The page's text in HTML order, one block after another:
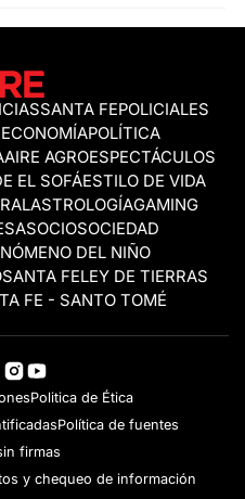
SANTA FEPOLICIALES
ECONOMÍAPOLÍTICA
AIRE AGROESPECTÁCULOS
EL SOFÁESTILO DE VIDA
ASTROLOGÍAGAMING
OCIOSOCIEDAD
DEL NIÑO
SANTA FELEY DE TIERRAS
FE - SANTO TOMÉ
Politica de Ética
Política de fuentes
firmas
y chequeo de información